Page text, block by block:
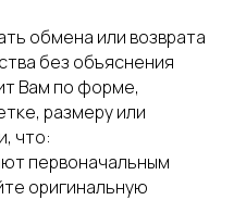
обмена или возврата
без объяснения
Вам по форме,
размеру или
что:
первоначальным
оригинальную